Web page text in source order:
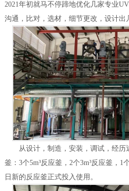
2021年初就马不停蹄地优化几家专业
沟通，比对，选材，细节更改，设计出
从设计，制造，安装，调试，经历
釜：3个5m³反应釜，2个3m³反应釜，1
日新的反应釜正式投入使用。